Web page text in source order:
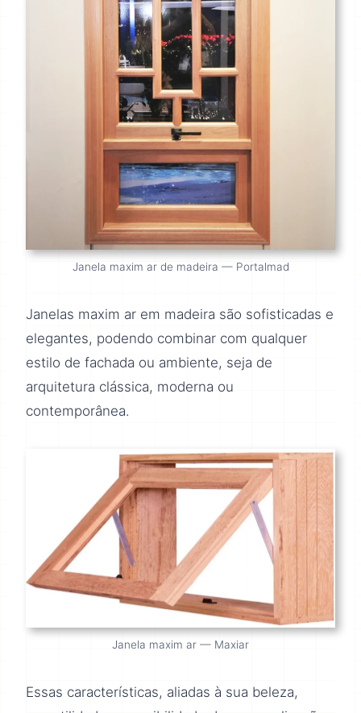
Janela maxim ar de madeira — Portalmad
Janelas maxim ar em madeira são sofisticadas e
elegantes, podendo combinar com qualquer
estilo de fachada ou ambiente, seja de
arquitetura clássica, moderna ou
contemporânea.
Janela maxim ar — Maxiar
Essas características, aliadas à sua beleza,